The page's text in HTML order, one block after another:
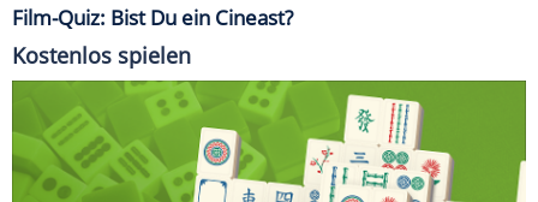
Film-Quiz: Bist Du ein Cineast?
Kostenlos spielen